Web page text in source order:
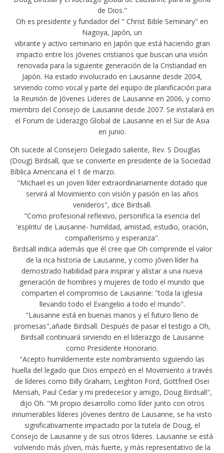
de Dios."
Oh es presidente y fundador del " Christ Bible Seminary" en
Nagoya, Japón, un
vibrante y activo seminario en Japón que está haciendo gran
impacto entre los jóvenes cristianos que buscan una visión
renovada para la siguiente generación de la Cristiandad en
Japón. Ha estado involucrado en Lausanne desde 2004,
sirviendo como vocal y parte del equipo de planificación para
la Reunión de Jóvenes Lideres de Lausanne en 2006, y como
miembro del Consejo de Lausanne desde 2007. Se instalará en
el Forum de Liderazgo Global de Lausanne en el Sur de Asia
en junio.
Oh sucede al Consejero Delegado saliente, Rev. S Douglas
(Doug) Birdsall, que se convierte en presidente de la Sociedad
Bíblica Americana el 1 de marzo.
"Michael es un joven líder extraordinariamente dotado que
servirá al Movimiento con visión y pasión en las años
venideros", dice Birdsall.
"Como profesional reflexivo, personifica la esencia del
'espíritu' de Lausanne- humildad, amistad, estudio, oración,
compañerismo y esperanza".
Birdsall indica además que él cree que Oh comprende el valor
de la rica historia de Lausanne, y como jóven líder ha
demostrado habilidad para inspirar y alistar a una nueva
generación de hombres y mujeres de todo el mundo que
comparten el compromiso de Lausanne: "toda la iglesia
llevando todo el Evangelio a todo el mundo".
"Lausanne está en buenas manos y el futuro lleno de
promesas",añade Birdsall. Después de pasar el testigo a Oh,
Birdsall continuará sirviendo en el liderazgo de Lausanne
como Presidente Honorario.
"Acepto humildemente este nombramiento siguiendo las
huella del legado que Dios empezó en el Movimiento a través
de líderes como Billy Graham, Leighton Ford, Gottfried Osei
Mensah, Paul Cedar y mi predecesor y amigo, Doug Birdsall",
dijo Oh. "Mi propio desarrollo como líder junto con otros
innumerables líderes jóvenes dentro de Lausanne, se ha visto
significativamente impactado por la tutela de Doug, el
Consejo de Lausanne y de sus otros líderes. Lausanne se está
volviendo más jóven, más fuerte, y más representativo de la